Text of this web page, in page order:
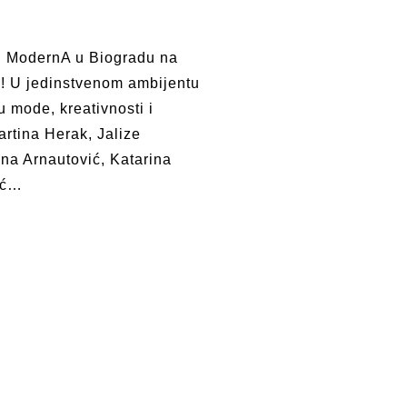
u Biogradu na
U jedinstvenom ambijentu
mode, kreativnosti i
Herak, Jalize
Arnautović, Katarina